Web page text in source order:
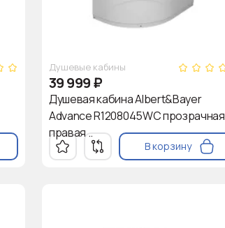
Душевые кабины
39 999₽
Душевая кабина Albert&Bayer
Advance R1208045WC прозрачная
правая ..
В корзину